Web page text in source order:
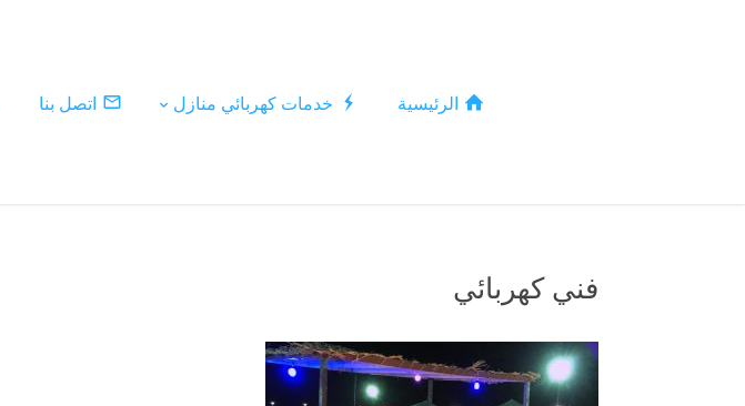
الرئيسية خدمات كهربائي منازل اتصل بنا
فني كهربائي